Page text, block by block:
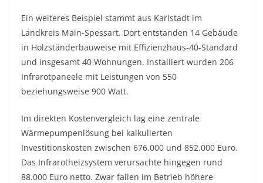
Ein weiteres Beispiel stammt aus Karlstadt im
Landkreis Main-Spessart. Dort entstanden 14 Gebäude
in Holzständerbauweise mit Effizienzhaus-40-Standard
und insgesamt 40 Wohnungen. Installiert wurden 206
Infrarotpaneele mit Leistungen von 550
beziehungsweise 900 Watt.
Im direkten Kostenvergleich lag eine zentrale
Wärmepumpenlösung bei kalkulierten
Investitionskosten zwischen 676.000 und 852.000 Euro.
Das Infrarotheizsystem verursachte hingegen rund
88.000 Euro netto. Zwar fallen im Betrieb höhere